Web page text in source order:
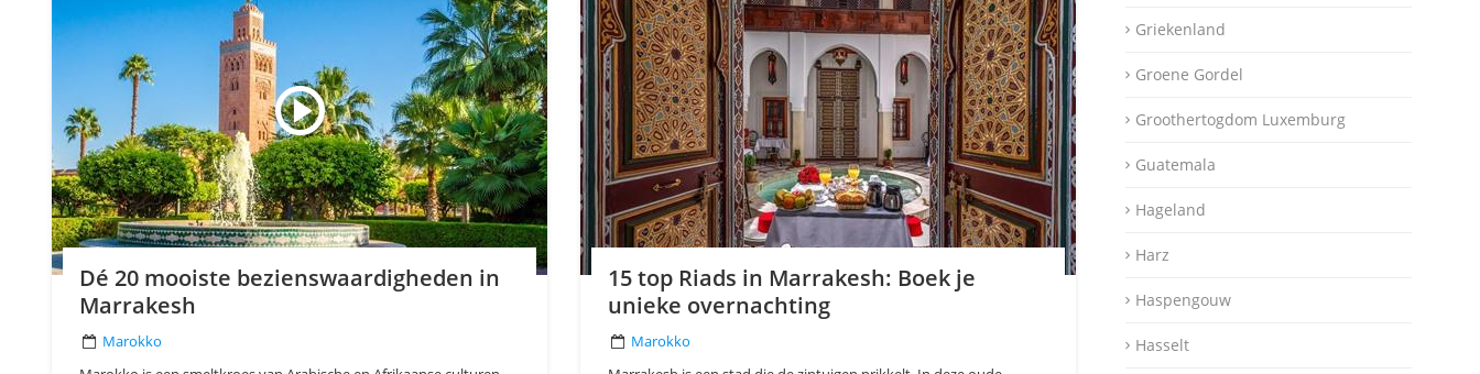
Dé 20 mooiste bezienswaardigheden in
Marrakesh
Marokko
15 top Riads in Marrakesh: Boek je
unieke overnachting
Marokko
Griekenland
Groene Gordel
Groothertogdom Luxemburg
Guatemala
Hageland
Harz
Haspengouw
Hasselt